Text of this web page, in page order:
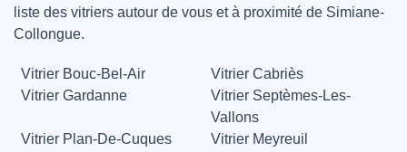
liste des vitriers autour de vous et à proximité de Simiane-
Collongue.
Vitrier Bouc-Bel-Air
Vitrier Cabriès
Vitrier Gardanne
Vitrier Septèmes-Les-
Vallons
Vitrier Plan-De-Cuques
Vitrier Meyreuil